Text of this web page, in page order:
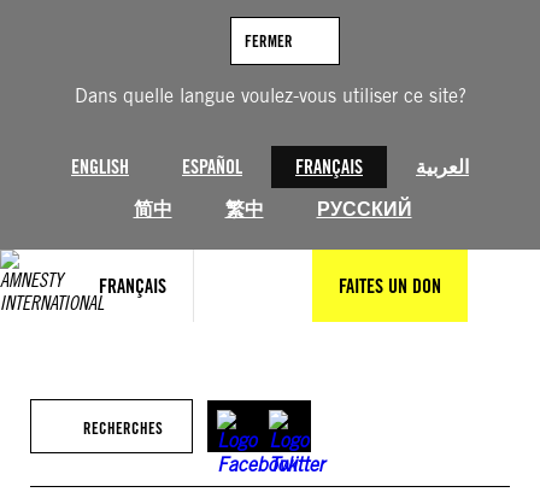
Dans quelle langue voulez-vous utiliser ce site?
ENGLISH ESPAÑOL FRANÇAIS
العربية
简中
繁中 РУССКИЙ
FERMER
FRANÇAIS FAITES UN DON
RECHERCHES